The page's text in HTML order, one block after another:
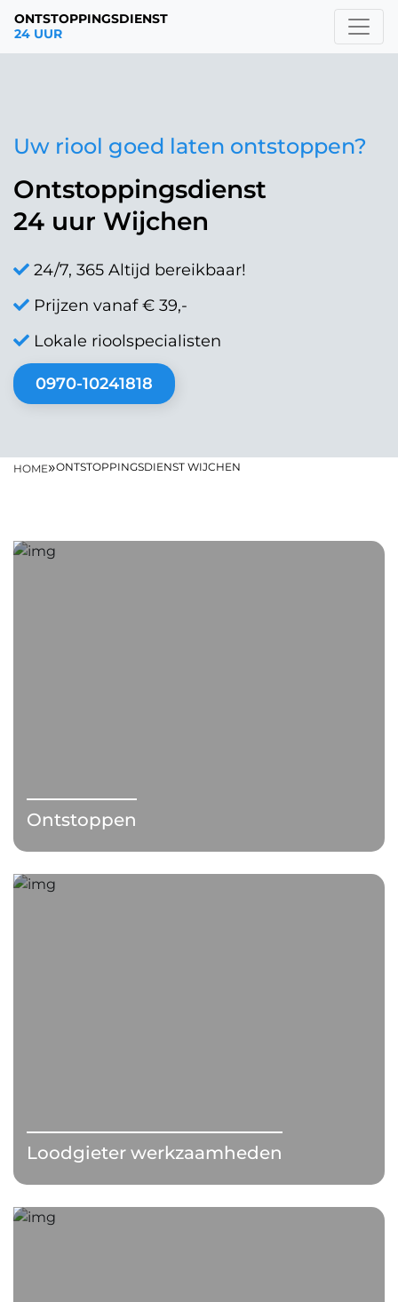
ONTSTOPPINGSDIENST
24 UUR
Uw riool goed laten ontstoppen?
Ontstoppingsdienst
24 uur Wijchen
24/7, 365 Altijd bereikbaar!
Prijzen vanaf € 39,-
Lokale rioolspecialisten
0970-10241818
HOME»ONTSTOPPINGSDIENST WIJCHEN
Ontstoppen
Loodgieter werkzaamheden